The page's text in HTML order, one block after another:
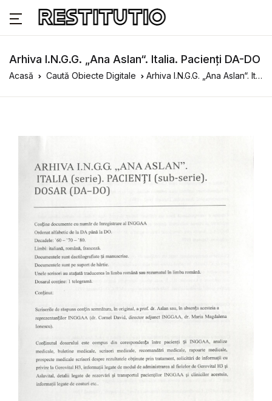
Arhiva I.N.G.G. „Ana Aslan“. Italia. Pacienți DA-DO
Acasă Caută Obiecte Digitale Arhiva I.N.G.G. „Ana Aslan“. Italia. Pacienți DA-DO